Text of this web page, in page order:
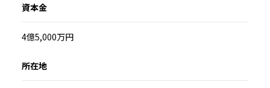
資本金
4億5,000万円
所在地